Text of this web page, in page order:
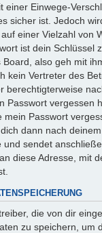
einer Einwege-
sicher ist. Jedoch
einer Vielzahl von
ist dein Schlüssel
also geh mit
kein Vertreter des
berechtigterweise
Passwort vergessen
mein Passwort
dann nach
und sendet
diese Adresse, mit
die von dir
zu speichern, um